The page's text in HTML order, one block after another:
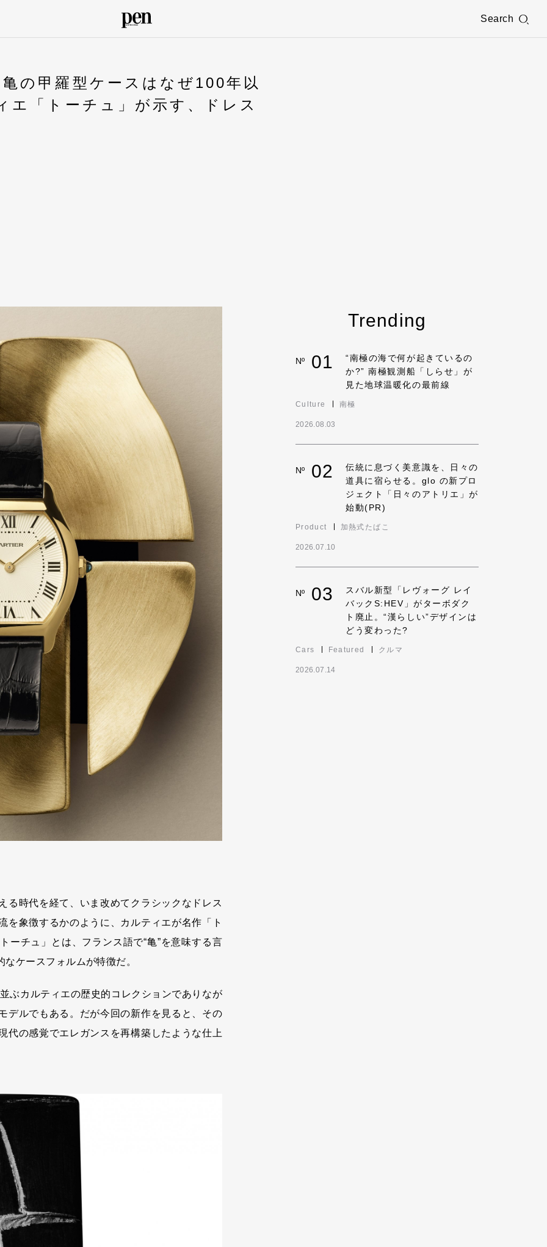
Search
の甲羅型ケースはなぜ100年以
エ「トーチュ」が示す、ドレス
る時代を経て、いま改めてクラシックなドレス
を象徴するかのように、カルティエが名作「ト
ーチュ」とは、フランス語で“亀”を意味する言
ケースフォルムが特徴だ。
ぶカルティエの歴史的コレクションでありなが
デルでもある。だが今回の新作を見ると、その
代の感覚でエレガンスを再構築したような仕上
Trending
Nº 01
“南極の海で何が起きているの
か?” 南極観測船「しらせ」が
見た地球温暖化の最前線
Culture 南極
2026.08.03
Nº 02
伝統に息づく美意識を、日々の
道具に宿らせる。glo の新プロ
ジェクト「日々のアトリエ」が
始動(PR)
Product 加熱式たばこ
2026.07.10
Nº 03
スバル新型「レヴォーグ レイ
バックS:HEV」がターボダク
ト廃止。“漢らしい”デザインは
どう変わった?
Cars Featured クルマ
2026.07.14